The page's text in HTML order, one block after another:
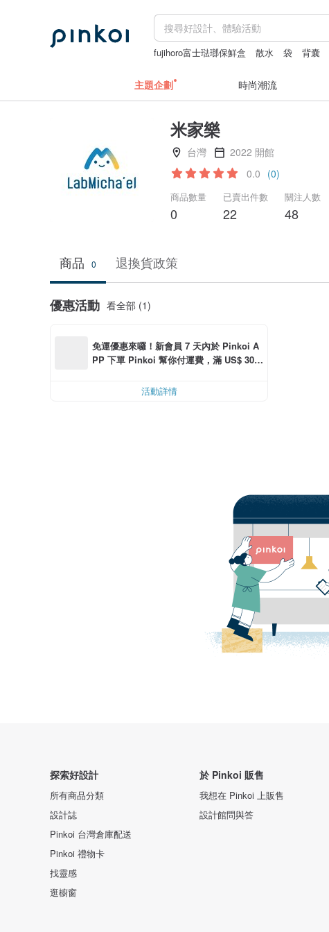
fujihoro富士琺瑯保鮮盒 散水 袋 背囊
主題企劃 時尚潮流
米家樂
台灣
2022 開館
0.0 (0)
商品數量
0
已賣出件數
22
關注人數
48
商品 0 退換貨政策
優惠活動 看全部 (1)
免運優惠來囉！新會員 7 天內於 Pinkoi A
PP 下單 Pinkoi 幫你付運費，滿 US$ 30.0
活動詳情
探索好設計
所有商品分類
設計誌
Pinkoi 台灣倉庫配送
Pinkoi 禮物卡
找靈感
逛櫥窗
於 Pinkoi 販售
我想在 Pinkoi 上販售
設計館問與答